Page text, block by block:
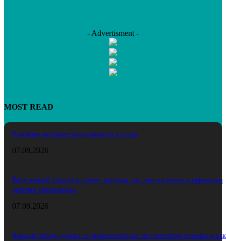
- Advertisment -
MOST READ
Россияне активнее вкладываются в спорт
07.08.2026
Внутренний туризм в плюсе: расходы россиян на музеи и перевозки
заметно увеличились
07.08.2026
Черный лебедь ударил по маркетплейсам: что потеряли селлеры и как